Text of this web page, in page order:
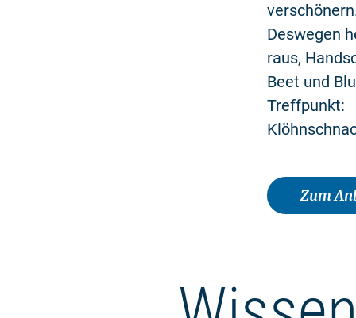
Deswegen
raus,
Beet und
Treffpunkt:
Zum